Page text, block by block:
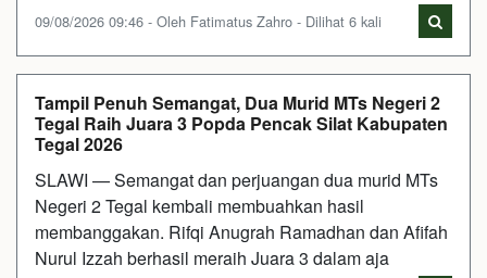
09/08/2026 09:46 - Oleh Fatimatus Zahro - Dilihat 6 kali
Tampil Penuh Semangat, Dua Murid MTs Negeri 2
Tegal Raih Juara 3 Popda Pencak Silat Kabupaten
Tegal 2026
SLAWI — Semangat dan perjuangan dua murid MTs
Negeri 2 Tegal kembali membuahkan hasil
membanggakan. Rifqi Anugrah Ramadhan dan Afifah
Nurul Izzah berhasil meraih Juara 3 dalam aja